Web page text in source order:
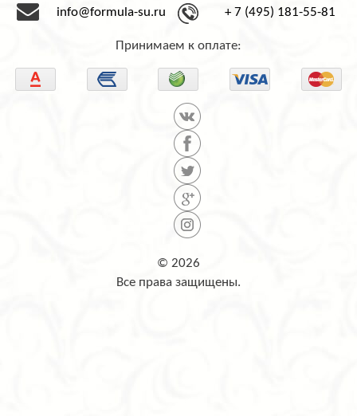
info@formula-su.ru + 7 (495) 181-55-81
Принимаем к оплате:
© 2026
Все права защищены.